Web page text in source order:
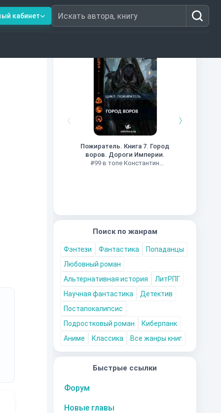
кабинет Искать автора, книгу
Книги из топ-100
Пожиратель. Книга 7. Город
воров. Дороги Империи.
#99 в топе Константин
Поиск по жанрам
Фэнтези Фантастика
Попаданцы
Любовный роман
Альтернативная история
ЛитРПГ
Научная фантастика
Детектив
Постапокалипсис
Подростковый роман
Киберпанк
Аниме
Классика Все жанры книг
Быстрые ссылки
Форум
Новые главы